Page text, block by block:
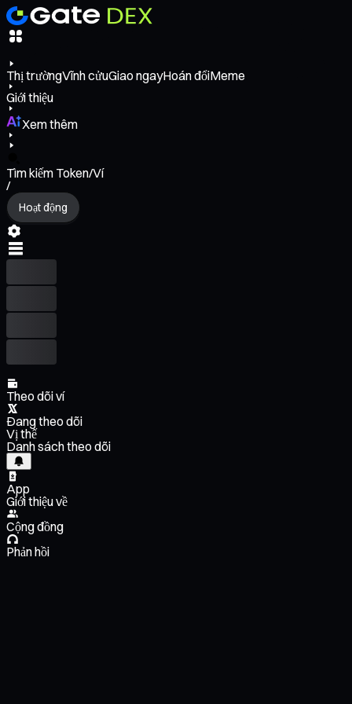
Thị trườngVĩnh cửuGiao ngayHoán đổiMeme
Giới thiệu
Xem thêm
Tìm kiếm Token/Ví
/
Hoạt động
Theo dõi ví
Đang theo dõi
Vị thế
Danh sách theo dõi
App
Giới thiệu về
Cộng đồng
Phản hồi